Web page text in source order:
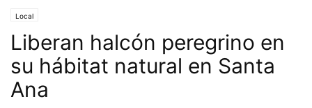
Local
Liberan halcón peregrino en
su hábitat natural en Santa
Ana